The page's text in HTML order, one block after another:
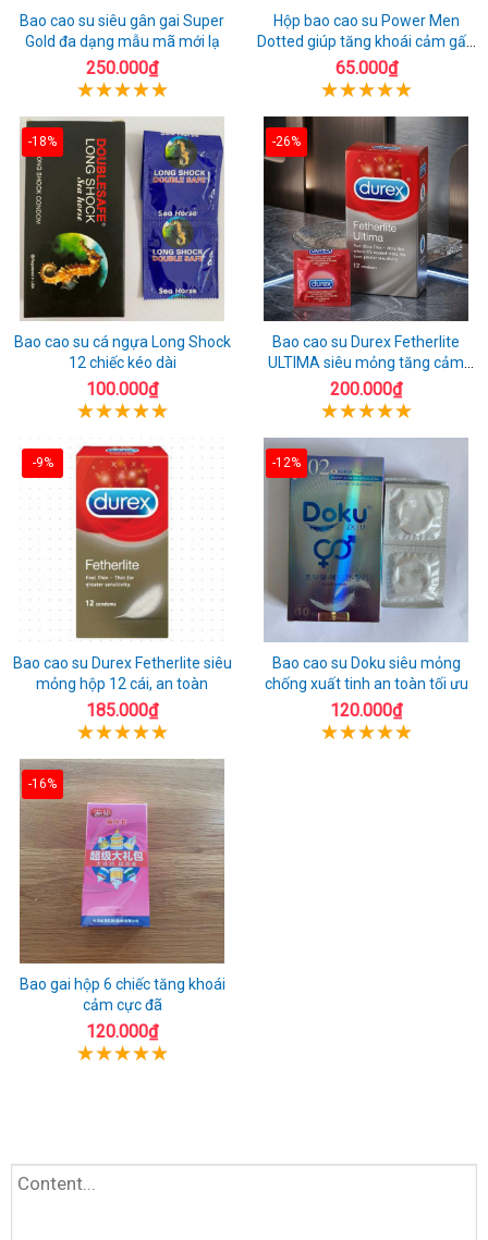
Bao cao su siêu gân gai Super
Gold đa dạng mẫu mã mới lạ
250.000₫
Hộp bao cao su Power Men
Dotted giúp tăng khoái cảm gấp
đôi
65.000₫
-18%
Bao cao su cá ngựa Long Shock
12 chiếc kéo dài
100.000₫
-26%
Bao cao su Durex Fetherlite
ULTIMA siêu mỏng tăng cảm
giác
200.000₫
-9%
Bao cao su Durex Fetherlite siêu
mỏng hộp 12 cái, an toàn
185.000₫
-12%
Bao cao su Doku siêu mỏng
chống xuất tinh an toàn tối ưu
120.000₫
-16%
Bao gai hộp 6 chiếc tăng khoái
cảm cực đã
120.000₫